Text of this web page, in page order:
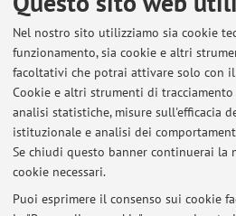
Nel nostro sito utilizziamo sia cookie
funzionamento, sia cookie e altri
facoltativi che potrai attivare solo con
Cookie e altri strumenti di
analisi statistiche, misure sull'efficacia
istituzionale e analisi dei
Se chiudi questo banner continuerai la
cookie necessari.
Puoi esprimere il consenso sui cookie
Dipartimento di Architettura
Viale del Risorgimento 2,
Risorse in rete
ORCID